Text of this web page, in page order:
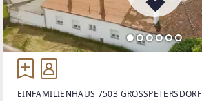
EINFAMILIENHAUS 7503 GROSSPETERSDORF